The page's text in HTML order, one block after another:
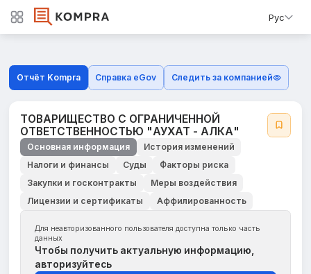
Рус
Отчёт Kompra Справка eGov Следить за компанией
ТОВАРИЩЕСТВО С ОГРАНИЧЕННОЙ
ОТВЕТСТВЕННОСТЬЮ "АУХАТ - АЛКА"
Основная информация
История изменений
Налоги и финансы
Суды
Факторы риска
Закупки и госконтракты
Меры воздействия
Лицензии и сертификаты
Аффилированность
Для неавторизованного пользователя доступна только часть
данных
Чтобы получить актуальную информацию,
авторизуйтесь